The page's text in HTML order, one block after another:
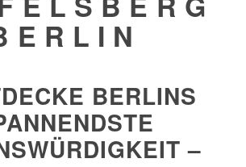
BERLINS
–